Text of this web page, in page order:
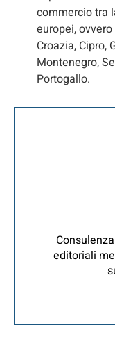
commercio tra
europei,
Croazia, Cipro,
Montenegro,
Portogallo.
editoriali